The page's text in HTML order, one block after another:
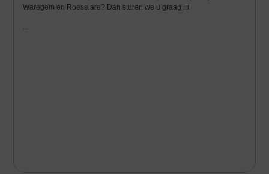
Waregem en Roeselare? Dan sturen we u graag in
...